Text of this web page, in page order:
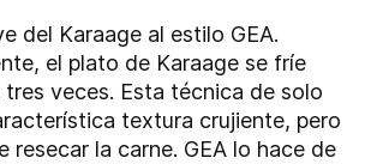
del Karaage al estilo GEA.
el plato de Karaage se fríe
veces. Esta técnica de solo
textura crujiente, pero
resecar la carne. GEA lo hace de